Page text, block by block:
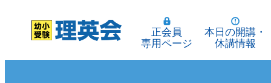
正会員
専用ページ
本日の開講・
休講情報